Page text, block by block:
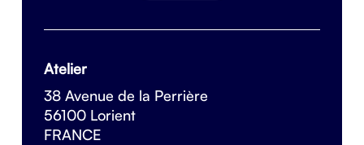
Atelier
38 Avenue de la Perrière
56100 Lorient
FRANCE